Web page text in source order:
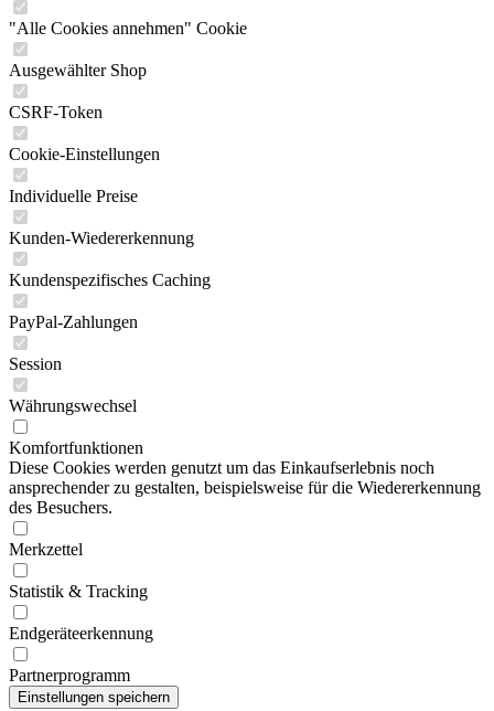
"Alle Cookies annehmen" Cookie
Ausgewählter Shop
CSRF-Token
Cookie-Einstellungen
Individuelle Preise
Kunden-Wiedererkennung
Kundenspezifisches Caching
PayPal-Zahlungen
Session
Währungswechsel
Komfortfunktionen
Diese Cookies werden genutzt um das Einkaufserlebnis noch
ansprechender zu gestalten, beispielsweise für die Wiedererkennung
des Besuchers.
Merkzettel
Statistik & Tracking
Endgeräteerkennung
Partnerprogramm